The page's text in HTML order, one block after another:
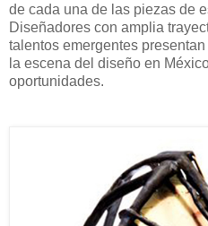
de cada una de las piezas de
Diseñadores con amplia
talentos emergentes
la escena del diseño en
oportunidades.